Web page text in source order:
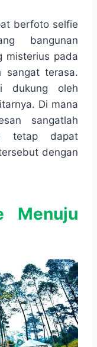
berfoto selfie
bangunan
misterius pada
sangat terasa.
dukung oleh
Di mana
sangatlah
tetap dapat
dengan
Menuju